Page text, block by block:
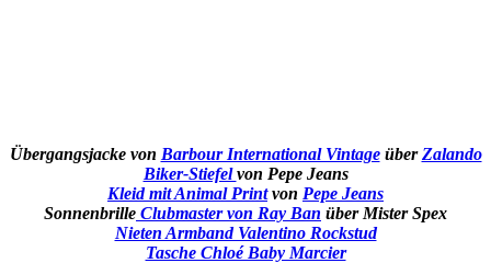
Übergangsjacke von Barbour International VintageüberZalando
Biker-Stiefelvon Pepe Jeans
Kleid mit Animal Printvon Pepe Jeans
Sonnenbrille Clubmaster von Ray Ban über Mister Spex
Nieten Armband Valentino Rockstud
Tasche Chloé Baby Marcier